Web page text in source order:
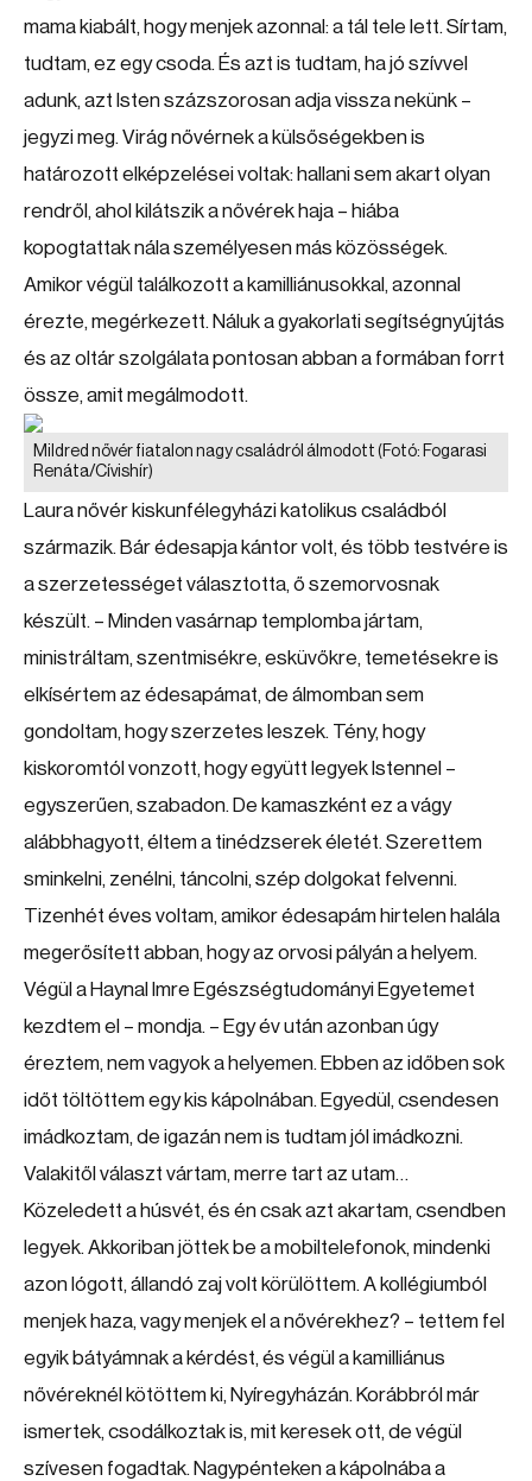
mama kiabált, hogy menjek azonnal: a tál tele lett. Sírtam,
tudtam, ez egy csoda. És azt is tudtam, ha jó szívvel
adunk, azt Isten százszorosan adja vissza nekünk –
jegyzi meg. Virág nővérnek a külsőségekben is
határozott elképzelései voltak: hallani sem akart olyan
rendről, ahol kilátszik a nővérek haja – hiába
kopogtattak nála személyesen más közösségek.
Amikor végül találkozott a kamilliánusokkal, azonnal
érezte, megérkezett. Náluk a gyakorlati segítségnyújtás
és az oltár szolgálata pontosan abban a formában forrt
össze, amit megálmodott.
Mildred nővér fiatalon nagy családról álmodott (Fotó: Fogarasi
Renáta/Cívishír)
Laura nővér kiskunfélegyházi katolikus családból
származik. Bár édesapja kántor volt, és több testvére is
a szerzetességet választotta, ő szemorvosnak
készült. – Minden vasárnap templomba jártam,
ministráltam, szentmisékre, esküvőkre, temetésekre is
elkísértem az édesapámat, de álmomban sem
gondoltam, hogy szerzetes leszek. Tény, hogy
kiskoromtól vonzott, hogy együtt legyek Istennel –
egyszerűen, szabadon. De kamaszként ez a vágy
alábbhagyott, éltem a tinédzserek életét. Szerettem
sminkelni, zenélni, táncolni, szép dolgokat felvenni.
Tizenhét éves voltam, amikor édesapám hirtelen halála
megerősített abban, hogy az orvosi pályán a helyem.
Végül a Haynal Imre Egészségtudományi Egyetemet
kezdtem el – mondja. – Egy év után azonban úgy
éreztem, nem vagyok a helyemen. Ebben az időben sok
időt töltöttem egy kis kápolnában. Egyedül, csendesen
imádkoztam, de igazán nem is tudtam jól imádkozni.
Valakitől választ vártam, merre tart az utam…
Közeledett a húsvét, és én csak azt akartam, csendben
legyek. Akkoriban jöttek be a mobiltelefonok, mindenki
azon lógott, állandó zaj volt körülöttem. A kollégiumból
menjek haza, vagy menjek el a nővérekhez? – tettem fel
egyik bátyámnak a kérdést, és végül a kamilliánus
nővéreknél kötöttem ki, Nyíregyházán. Korábbról már
ismertek, csodálkoztak is, mit keresek ott, de végül
szívesen fogadtak. Nagypénteken a kápolnába a